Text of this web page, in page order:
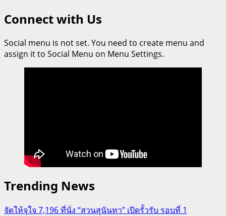
Connect with Us
Social menu is not set. You need to create menu and
assign it to Social Menu on Menu Settings.
Trending News
จัดให้จุใจ 7,196 ที่นั่ง “สวนสุนันทา” เปิดรั้วรับ รอบที่ 1